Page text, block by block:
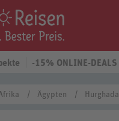
-15% ONLINE-DEALS
Ägypten Hurghada